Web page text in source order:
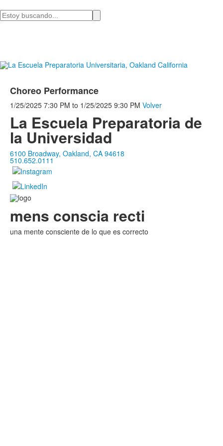
Busca
en
Choreo Performance
1/25/2025 7:30 PM to 1/25/2025 9:30 PM Volver
La Escuela Preparatoria de
la Universidad
6100 Broadway, Oakland, CA 94618
510.652.0111
mens conscia recti
una mente consciente de lo que es correcto